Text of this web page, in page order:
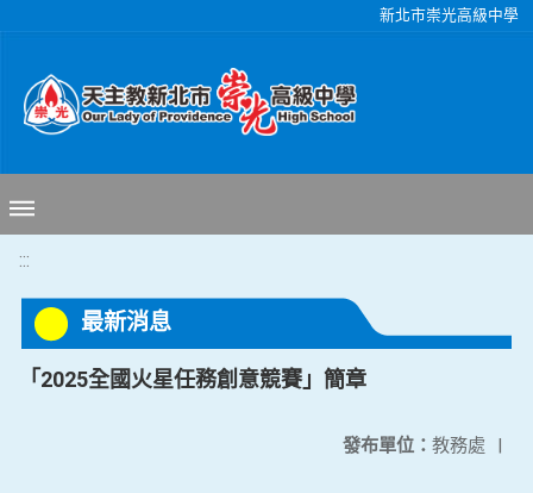
新北市崇光高級中學
:::
最新消息
「2025全國火星任務創意競賽」簡章
發布單位： 教務處 |